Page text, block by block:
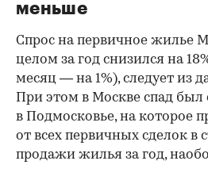
меньше
Спрос на первичное жилье
целом за год снизился на
месяц — на 1%), следует из
При этом в Москве спад был
в Подмосковье, на которое
от всех первичных сделок в
продажи жилья за год,